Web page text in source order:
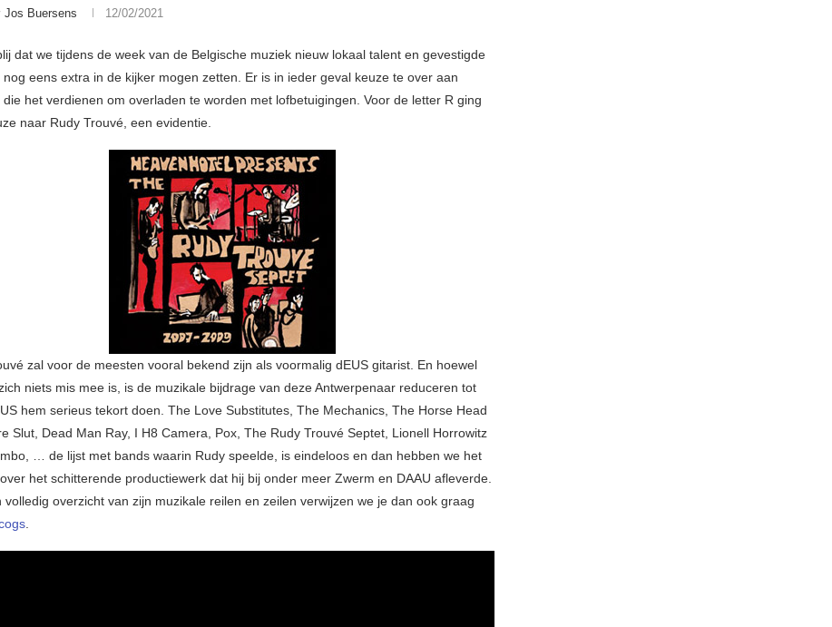
Jos Buersens 12/02/2021
dat we tijdens de week van de Belgische muziek nieuw lokaal talent en gevestigde
nog eens extra in de kijker mogen zetten. Er is in ieder geval keuze te over aan
die het verdienen om overladen te worden met lofbetuigingen. Voor de letter R ging
naar Rudy Trouvé, een evidentie.
zal voor de meesten vooral bekend zijn als voormalig dEUS gitarist. En hoewel
niets mis mee is, is de muzikale bijdrage van deze Antwerpenaar reduceren tot
hem serieus tekort doen. The Love Substitutes, The Mechanics, The Horse Head
Slut, Dead Man Ray, I H8 Camera, Pox, The Rudy Trouvé Septet, Lionell Horrowitz
… de lijst met bands waarin Rudy speelde, is eindeloos en dan hebben we het
het schitterende productiewerk dat hij bij onder meer Zwerm en DAAU afleverde.
volledig overzicht van zijn muzikale reilen en zeilen verwijzen we je dan ook graag
.